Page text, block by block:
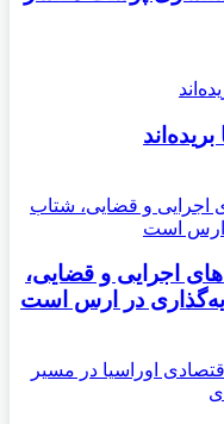
اجرایی و قضایی،
در ارس است